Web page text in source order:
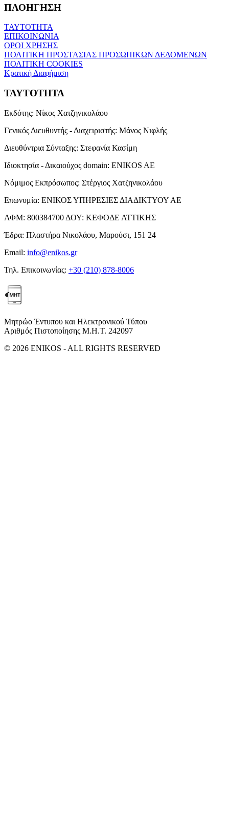
ΠΛΟΗΓΗΣΗ
ΤΑΥΤΟΤΗΤΑ
ΕΠΙΚΟΙΝΩΝΙΑ
ΟΡΟΙ ΧΡΗΣΗΣ
ΠΟΛΙΤΙΚΗ ΠΡΟΣΤΑΣΙΑΣ ΠΡΟΣΩΠΙΚΩΝ ΔΕΔΟΜΕΝΩΝ
ΠΟΛΙΤΙΚΗ COOKIES
Κρατική Διαφήμιση
ΤΑΥΤΟΤΗΤΑ
Εκδότης: Νίκος Χατζηνικολάου
Γενικός Διευθυντής - Διαχειριστής: Μάνος Νιφλής
Διευθύντρια Σύνταξης: Στεφανία Κασίμη
Ιδιοκτησία - Δικαιούχος domain: ENIKOS AE
Νόμιμος Εκπρόσωπος: Στέργιος Χατζηνικολάου
Επωνυμία: ΕΝΙΚΟΣ ΥΠΗΡΕΣΙΕΣ ΔΙΑΔΙΚΤΥΟΥ ΑΕ
ΑΦΜ: 800384700 ΔΟΥ: ΚΕΦΟΔΕ ΑΤΤΙΚΗΣ
Έδρα: Πλαστήρα Νικολάου, Μαρούσι, 151 24
Email: info@enikos.gr
Τηλ. Επικοινωνίας: +30 (210) 878-8006
Μητρώο Έντυπου και Ηλεκτρονικού Τύπου
Αριθμός Πιστοποίησης Μ.Η.Τ. 242097
© 2026 ENIKOS - ALL RIGHTS RESERVED